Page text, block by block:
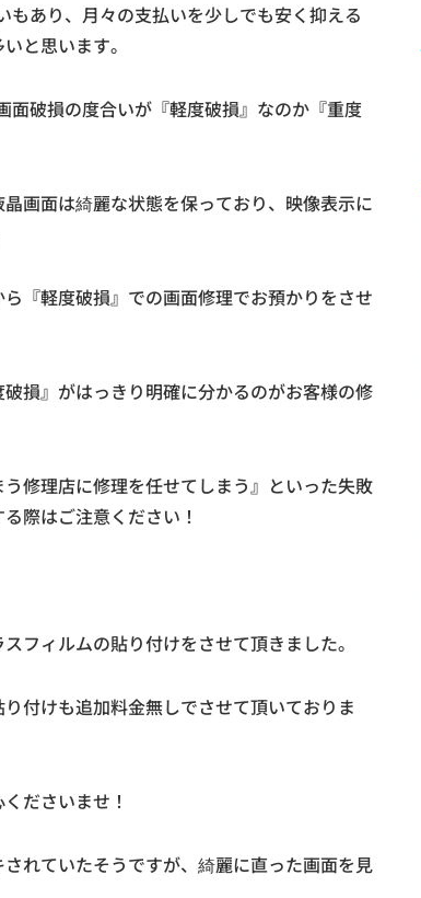
あり、月々の支払いを少しでも安く抑える
と思います。
破損の度合いが『軽度破損』なのか『重度
画面は綺麗な状態を保っており、映像表示に
『軽度破損』での画面修理でお預かりをさせ
損』がはっきり明確に分かるのがお客様の修
修理店に修理を任せてしまう』といった失敗
際はご注意ください！
フィルムの貼り付けをさせて頂きました。
付けも追加料金無しでさせて頂いておりま
ださいませ！
れていたそうですが、綺麗に直った画面を見